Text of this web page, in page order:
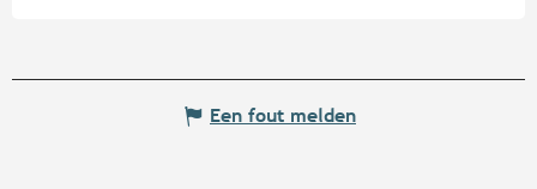
Een fout melden